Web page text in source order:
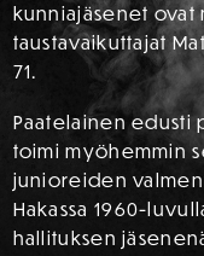
kunniajäsenet
taustavaikuttajat
71.
Paatelainen edusti
toimi myöhemmin
junioreiden
Hakassa 1960-
hallituksen